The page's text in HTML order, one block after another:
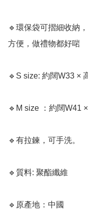
🔹環保袋可摺細收納
方便，做禮物都好啱
🔹S size: 約闊W33 ×
🔹M size ：約闊W41
🔹有拉鍊，可手洗。
🔹質料: 聚酯纖維
🔹原產地：中國